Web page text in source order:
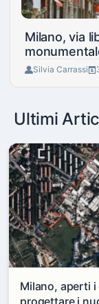
Milano, via
Silvia Carrassi
Ultimi
Milano, aperti
progettare i